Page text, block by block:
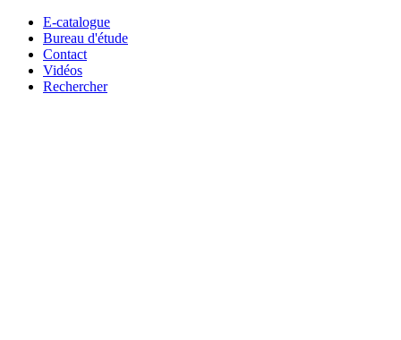
E-catalogue
Bureau d'étude
Contact
Vidéos
Rechercher